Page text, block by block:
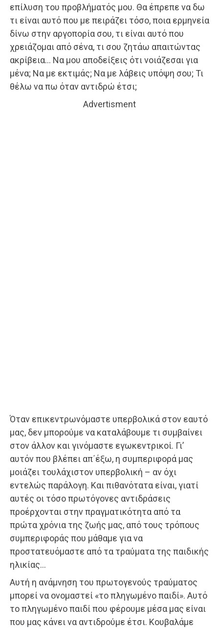
επίλυση του προβλήματός μου. Θα έπρεπε να δω
τι είναι αυτό που με πειράζει τόσο, ποια ερμηνεία
δίνω στην αργοπορία σου, τι είναι αυτό που
χρειάζομαι από σένα, τι σου ζητάω απαιτώντας
ακρίβεια… Να μου αποδείξεις ότι νοιάζεσαι για
μένα; Να με εκτιμάς; Να με λάβεις υπόψη σου; Τι
θέλω να πω όταν αντιδρώ έτσι;
Advertisment
Όταν επικεντρωνόμαστε υπερβολικά στον εαυτό
μας, δεν μπορούμε να καταλάβουμε τι συμβαίνει
στον άλλον και γινόμαστε εγωκεντρικοί. Γι’
αυτόν που βλέπει απ΄έξω, η συμπεριφορά μας
μοιάζει τουλάχιστον υπερβολική – αν όχι
εντελώς παράλογη. Και πιθανότατα είναι, γιατί
αυτές οι τόσο πρωτόγονες αντιδράσεις
προέρχονται στην πραγματικότητα από τα
πρώτα χρόνια της ζωής μας, από τους τρόπους
συμπεριφοράς που μάθαμε για να
προστατευόμαστε από τα τραύματα της παιδικής
ηλικίας…
Αυτή η ανάμνηση του πρωτογενούς τραύματος
μπορεί να ονομαστεί «το πληγωμένο παιδί». Αυτό
το πληγωμένο παιδί που φέρουμε μέσα μας είναι
που μας κάνει να αντιδρούμε έτσι. Κουβαλάμε